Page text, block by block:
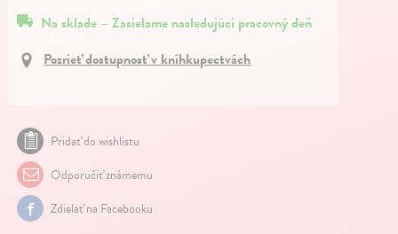
Na sklade – Zasielame nasledujúci pracovný deň
Pozrieť dostupnosť v kníhkupectvách
Pridať do wishlistu
Odporučiť známemu
Zdielať na Facebooku